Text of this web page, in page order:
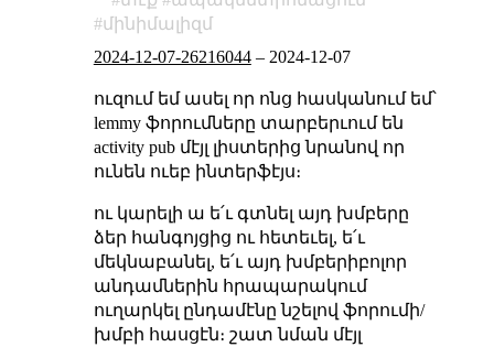
մինիմալիզմ
2024-12-07-26216044– 2024-12-07
ուզում եմ ասել որ ոնց հասկանում եմ՝
lemmy ֆորումները տարբերւում են
activity pub մէյլ լիստերից նրանով որ
ունեն ուեբ ինտերֆէյս։
ու կարելի ա ե՛ւ գտնել այդ խմբերը
ձեր հանգոյցից ու հետեւել, ե՛ւ
մեկնաբանել, ե՛ւ այդ խմբերիբոլոր
անդամներին հրապարակում
ուղարկել ընդամէնը նշելով ֆորումի/
խմբի հասցէն։ շատ նման մէյլ